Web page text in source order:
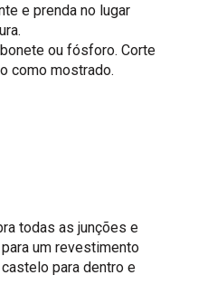
e prenda no lugar
ou fósforo. Corte
como mostrado.
todas as junções e
um revestimento
para dentro e